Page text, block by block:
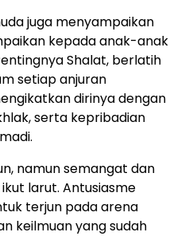
juga menyampaikan
kepada anak-anak
Shalat, berlatih
setiap anjuran
dirinya dengan
serta kepribadian
namun semangat dan
larut. Antusiasme
terjun pada arena
keilmuan yang sudah